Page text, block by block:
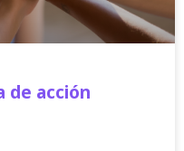
de acción